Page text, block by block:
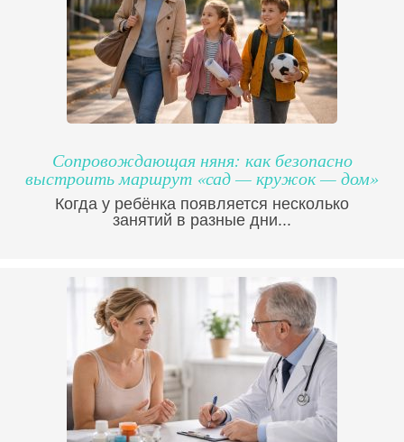
Сопровождающая няня: как безопасно
выстроить маршрут «сад — кружок — дом»
Когда у ребёнка появляется несколько
занятий в разные дни...